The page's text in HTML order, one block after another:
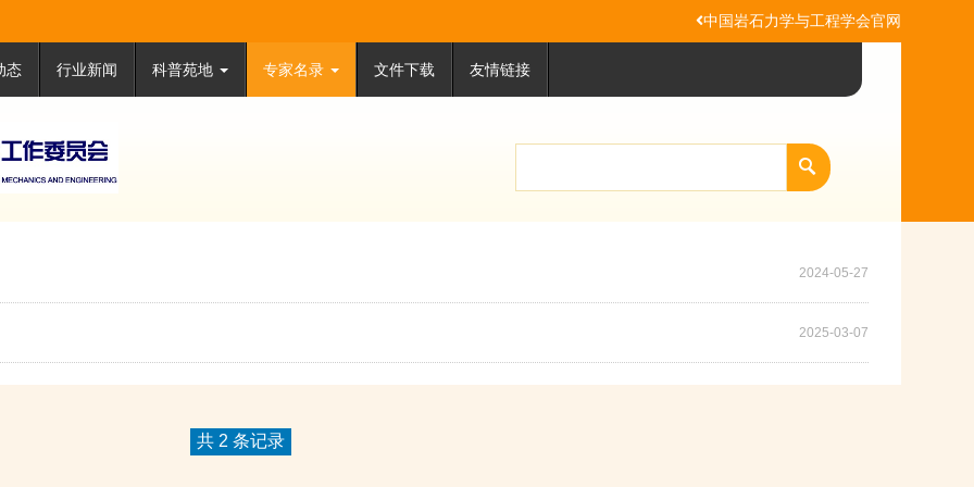
中国岩石力学与工程学会官网
态 行业新闻 科普苑地 专家名录 文件下载 友情链接
2024-05-27
2025-03-07
共 2 条记录